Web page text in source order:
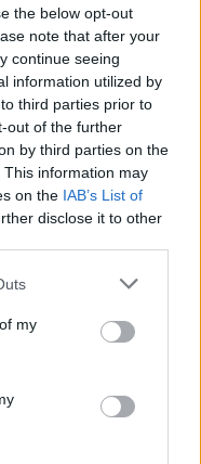
the below opt-out
note that after your
continue seeing
information utilized by
third parties prior to
out of the further
by third parties on the
This information may
on the IAB’s List of
disclose it to other
one or more Google
You may click to
third-party tags to
in below Google
my